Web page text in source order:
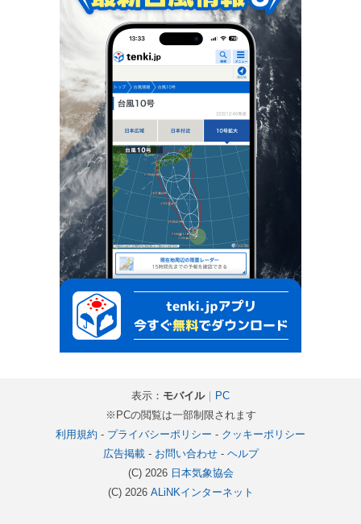
表示： モバイル｜ PC
※PCの閲覧は一部制限されます
利用規約 - プライバシーポリシー - クッキーポリシー
広告掲載- お問い合わせ- ヘルプ
(C) 2026 日本気象協会
(C) 2026 ALiNKインターネット